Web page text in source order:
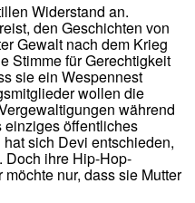
Widerstand an.
den Geschichten von
Gewalt nach dem Krieg
Stimme für Gerechtigkeit
sie ein Wespennest
wollen die
während
einziges öffentliches
sich Devi entschieden,
Doch ihre Hip-Hop-
nur, dass sie Mutter